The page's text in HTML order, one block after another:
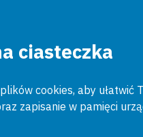
ciasteczka
cookies, aby
zapisanie w pamięci